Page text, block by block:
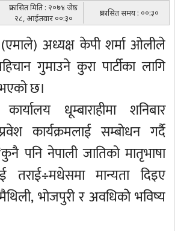
प्रकासित मिति : २०७४ जेष्ठ
२८, आईतवार ००:३०
प्रकासित समय : ००:३०
अध्यक्ष केपी शर्मा ओलीले
गुमाउने कुरा पार्टीका लागि
छ।
कार्यालय धूम्बाराहीमा शनिबार
कार्यक्रमलाई सम्बोधन गर्दै
पनि नेपाली जातिको मातृभाषा
तराई÷मधेसमा मान्यता दिइए
भोजपुरी र अवधिकोे भविष्य